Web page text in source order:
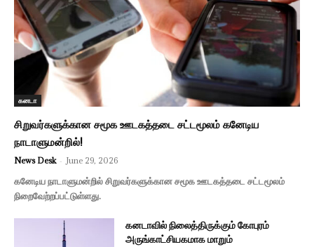
கனடா
சிறுவர்களுக்கான சமூக ஊடகத்தடை சட்டமூலம் கனேடிய
நாடாளுமன்றில்!
News Desk - June 29, 2026
கனேடிய நாடாளுமன்றில் சிறுவர்களுக்கான சமூக ஊடகத்தடை சட்டமூலம்
நிறைவேற்றப்பட்டுள்ளது.
கனடாவில் நிலைத்திருக்கும் கோபுரம்
அருங்காட்சியகமாக மாறும்